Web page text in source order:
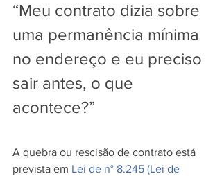
“Meu contrato dizia sobre
uma permanência mínima
no endereço e eu preciso
sair antes, o que
acontece?”
A quebra ou rescisão de contrato está
prevista em Lei de n° 8.245 (Lei de